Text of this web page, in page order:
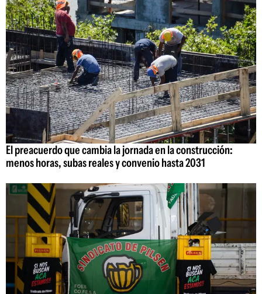
El preacuerdo que cambia la jornada en la construcción:
menos horas, subas reales y convenio hasta 2031